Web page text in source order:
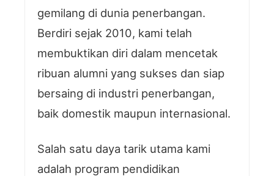
gemilang di dunia penerbangan.
Berdiri sejak 2010, kami telah
membuktikan diri dalam mencetak
ribuan alumni yang sukses dan siap
bersaing di industri penerbangan,
baik domestik maupun internasional.
Salah satu daya tarik utama kami
adalah program pendidikan